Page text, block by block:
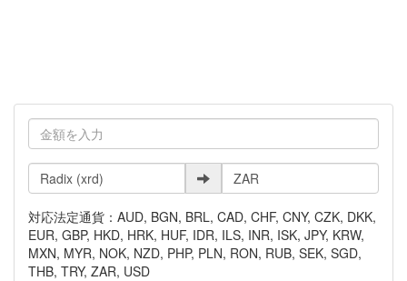
対応法定通貨：AUD, BGN, BRL, CAD, CHF, CNY, CZK, DKK,
EUR, GBP, HKD, HRK, HUF, IDR, ILS, INR, ISK, JPY, KRW,
MXN, MYR, NOK, NZD, PHP, PLN, RON, RUB, SEK, SGD,
THB, TRY, ZAR, USD